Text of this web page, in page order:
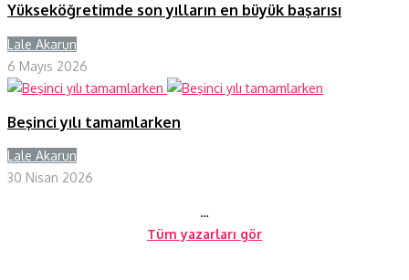
Yükseköğretimde son yılların en büyük başarısı
Lale Akarun
6 Mayıs 2026
Beşinci yılı tamamlarken
Lale Akarun
30 Nisan 2026
…
Tüm yazarları gör